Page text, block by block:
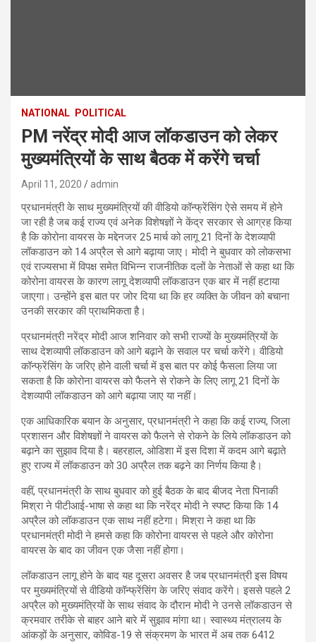
NATIONAL POLITICAL
PM नरेंद्र मोदी आज लॉकडाउन को लेकर
मुख्यमंत्रियों के साथ बैठक में करेंगे चर्चा
April 11, 2020 admin
प्रधानमंत्री के साथ मुख्यमंत्रियों की वीडियो कॉन्फ्रेंसिंग ऐसे समय में होने
जा रही है जब कई राज्य एवं अनेक विशेषज्ञों ने केंद्र सरकार से आग्रह किया
है कि कोरोना वायरस के मद्देनजर 25 मार्च को लागू 21 दिनों के देशव्यापी
लॉकडाउन को 14 अप्रैल से आगे बढ़ाया जाए। मोदी ने बुधवार को लोकसभा
एवं राज्यसभा में विपक्ष समेत विभिन्न राजनीतिक दलों के नेताओं से कहा था कि
कोरोना वायरस के कारण लागू देशव्यापी लॉकडाउन एक बार में नहीं हटाया
जाएगा। उन्होंने इस बात पर जोर दिया था कि हर व्यक्ति के जीवन को बचाना
उनकी सरकार की प्राथमिकता है।
प्रधानमंत्री नरेंद्र मोदी आज शनिवार को सभी राज्यों के मुख्यमंत्रियों के
साथ देशव्यापी लॉकडाउन को आगे बढ़ाने के सवाल पर चर्चा करेंगे। वीडियो
कॉन्फ्रेंसिंग के जरिए होने वाली चर्चा में इस बात पर कोई फैसला लिया जा
सकता है कि कोरोना वायरस को फैलने से रोकने के लिए लागू 21 दिनों के
देशव्यापी लॉकडाउन को आगे बढ़ाया जाए या नहीं।
एक आधिकारिक बयान के अनुसार, प्रधानमंत्री ने कहा कि कई राज्य, जिला
प्रशासन और विशेषज्ञों ने वायरस को फैलने से रोकने के लिये लॉकडाउन को
बढ़ाने का सुझाव दिया है। बहरहाल, ओडिशा में इस दिशा में कदम आगे बढ़ाते
हुए राज्य में लॉकडाउन को 30 अप्रैल तक बढ़ने का निर्णय किया है।
वहीं, प्रधानमंत्री के साथ बुधवार को हुई बैठक के बाद बीजद नेता पिनाकी
मिश्रा ने पीटीआई-भाषा से कहा था कि नरेंद्र मोदी ने स्पष्ट किया कि 14
अप्रैल को लॉकडाउन एक साथ नहीं हटेगा। मिश्रा ने कहा था कि
प्रधानमंत्री मोदी ने हमसे कहा कि कोरोना वायरस से पहले और कोरोना
वायरस के बाद का जीवन एक जैसा नहीं होगा।
लॉकडाउन लागू होने के बाद यह दूसरा अवसर है जब प्रधानमंत्री इस विषय
पर मुख्यमंत्रियों से वीडियो कॉन्फ्रेंसिंग के जरिए संवाद करेंगे। इससे पहले 2
अप्रैल को मुख्यमंत्रियों के साथ संवाद के दौरान मोदी ने उनसे लॉकडाउन से
क्रमवार तरीके से बाहर आने बारे में सुझाव मांगा था। स्वास्थ्य मंत्रालय के
आंकड़ों के अनुसार, कोविड-19 से संक्रमण के भारत में अब तक 6412